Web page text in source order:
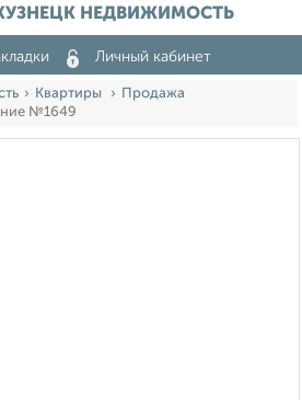
НЕДВИЖИМОСТЬ
Личный кабинет
Квартиры
Продажа
№1649